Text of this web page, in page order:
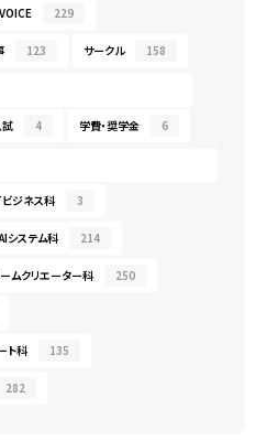
229
123 サークル 158
4 学費・奨学金 6
ジネス科 3
システム科 214
ムクリエーター科 250
ト科 135
282